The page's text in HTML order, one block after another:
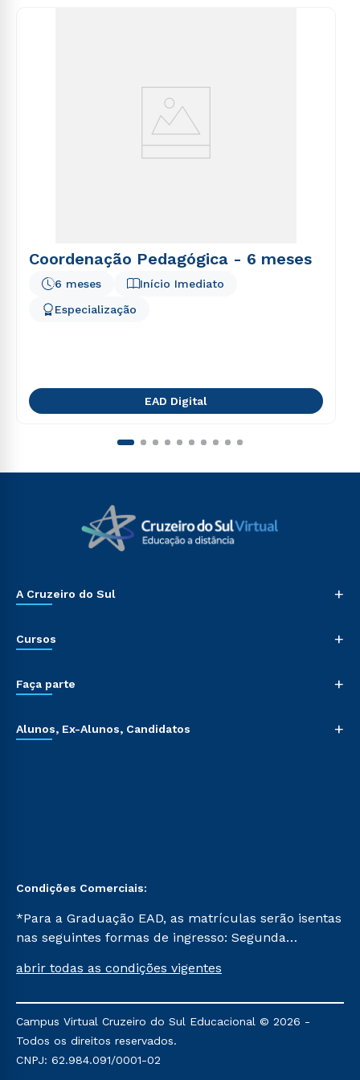
Coordenação Pedagógica - 6 meses
Início Imediato
6 meses
Especialização
EAD Digital
A Cruzeiro do Sul +
Cursos +
Faça parte +
Alunos, Ex-Alunos, Candidatos +
Condições Comerciais:
*Para a Graduação EAD, as matrículas serão isentas
nas seguintes formas de ingresso: Segunda
Já para as demais, a taxa de matrícula será de R$
mencionadas são referentes aos cursos: Ensino
Religioso, Geografia para a Docência e Metodologia
do Ensino de História: Questões Atuais.
abrir todas as condições vigentes
Campus Virtual Cruzeiro do Sul Educacional © 2026 -
Todos os direitos reservados.
CNPJ: 62.984.091/0001-02